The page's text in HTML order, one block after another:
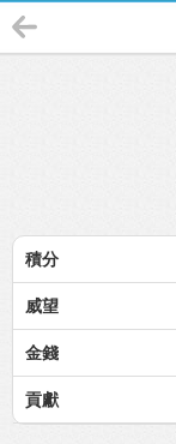
積分
威望
金錢
貢獻